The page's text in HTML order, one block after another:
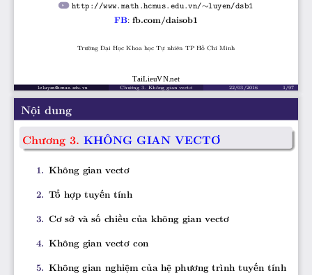
http://www.math.hcmus.edu.vn/∼luyen/dsb1
FB: fb.com/daisob1
Trường Đại Học Khoa học Tự nhiên TP Hồ Chí Minh
lvluyen@hcmus.edu.vn Chương 3. Không gian vectơ 22/03/2016 1/97
TaiLieuVN.net
Nội dung
Chương 3. KHÔNG GIAN VECTƠ
1. Không gian vectơ
2. Tổ hợp tuyến tính
3. Cơ sở và số chiều của không gian vectơ
4. Không gian vectơ con
5. Không gian nghiệm của hệ phương trình tuyến tính